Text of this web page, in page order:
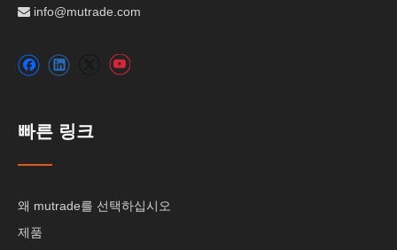
 info@mutrade.com
빠른 링크
왜 mutrade를 선택하십시오
제품